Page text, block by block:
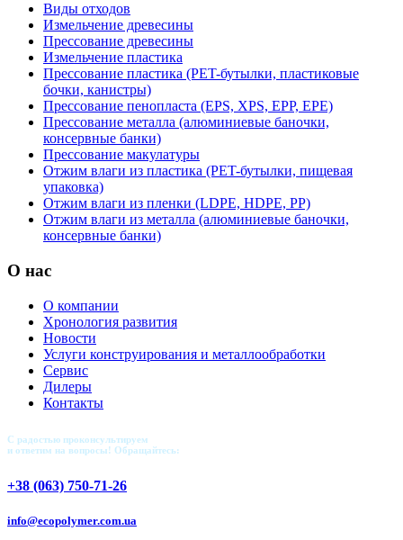
Виды отходов
Измельчение древесины
Прессование древесины
Измельчение пластика
Прессование пластика (PET-бутылки, пластиковые
бочки, канистры)
Прессование пенопласта (EPS, XPS, EPP, EPE)
Прессование металла (алюминиевые баночки,
консервные банки)
Прессование макулатуры
Отжим влаги из пластика (PET-бутылки, пищевая
упаковка)
Отжим влаги из пленки (LDPE, HDPE, PP)
Отжим влаги из металла (алюминиевые баночки,
консервные банки)
О нас
О компании
Хронология развития
Новости
Услуги конструирования и металлообработки
Сервис
Дилеры
Контакты
С радостью проконсультируем
и ответим на вопросы! Обращайтесь:
+38 (063) 750-71-26
info@ecopolymer.com.ua